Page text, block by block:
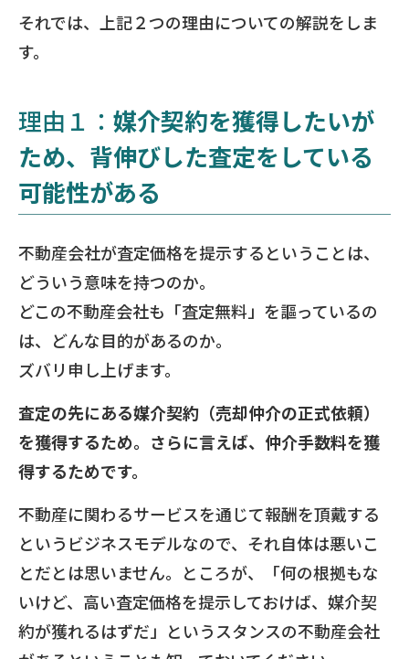
それでは、上記２つの理由についての解説をしま
す。
理由１： 媒介契約を獲得したいが
ため、背伸びした査定をしている
可能性がある
不動産会社が査定価格を提示するということは、
どういう意味を持つのか。
どこの不動産会社も「査定無料」を謳っているの
は、どんな目的があるのか。
ズバリ申し上げます。
査定の先にある媒介契約（売却仲介の正式依頼）
を獲得するため。さらに言えば、仲介手数料を獲
得するためです。
不動産に関わるサービスを通じて報酬を頂戴する
というビジネスモデルなので、それ自体は悪いこ
とだとは思いません。ところが、「何の根拠もな
いけど、高い査定価格を提示しておけば、媒介契
約が獲れるはずだ」というスタンスの不動産会社